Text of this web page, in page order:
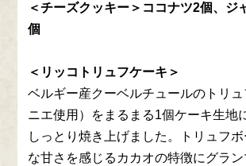
＜チーズクッキー＞ココナツ2個、ジ
個
＜リッコトリュフケーキ＞
ベルギー産クーベルチュールのトリ
ニエ使用）をまるまる1個ケーキ生地
しっとり焼き上げました。トリュフ
な甘さを感じるカカオの特徴にグラ